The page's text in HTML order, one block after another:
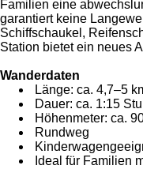
Familien eine
garantiert keine
Schiffschaukel,
Station bietet ein neues
Wanderdaten
Länge: ca. 4,7–5
Dauer: ca. 1:15
Höhenmeter: ca.
Rundweg
Ideal für Familien